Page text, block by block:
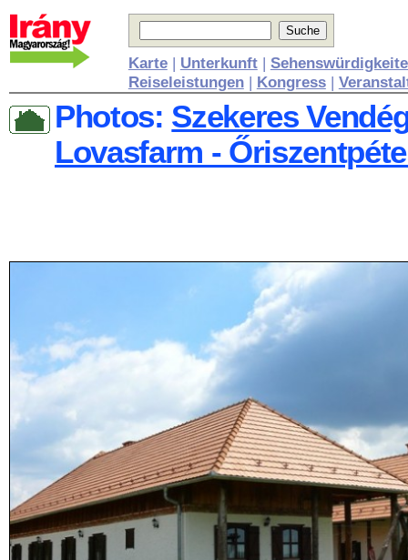
Karte| Unterkunft|
Reiseleistungen| Kongress|
Photos: Szekeres
Lovasfarm -